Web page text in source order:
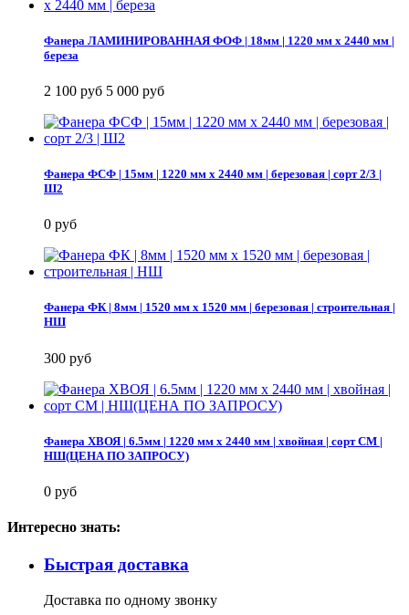
Фанера ЛАМИНИРОВАННАЯ ФОФ | 18мм | 1220 мм х 2440 мм |
береза
2 100 руб 5 000 руб
Фанера ФСФ | 15мм | 1220 мм х 2440 мм | березовая | сорт 2/3 |
Ш2
0 руб
Фанера ФК | 8мм | 1520 мм х 1520 мм | березовая | строительная |
НШ
300 руб
Фанера ХВОЯ | 6.5мм | 1220 мм х 2440 мм | хвойная | сорт СМ |
НШ(ЦЕНА ПО ЗАПРОСУ)
0 руб
Интересно знать:
Быстрая доставка
Доставка по одному звонку